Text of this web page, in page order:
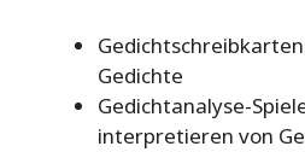
Gedichte
Gedichtanalyse-
interpretieren von